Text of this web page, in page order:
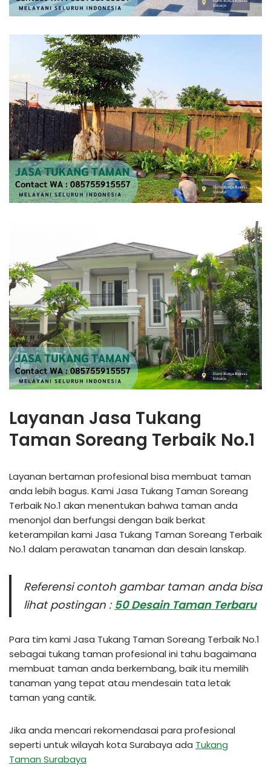
Layanan Jasa Tukang
Taman Soreang Terbaik No.1
Layanan bertaman profesional bisa membuat taman
anda lebih bagus. Kami Jasa Tukang Taman Soreang
Terbaik No.1 akan menentukan bahwa taman anda
menonjol dan berfungsi dengan baik berkat
keterampilan kami Jasa Tukang Taman Soreang Terbaik
No.1 dalam perawatan tanaman dan desain lanskap.
Referensi contoh gambar taman anda bisa
lihat postingan : 50 Desain Taman Terbaru
Para tim kami Jasa Tukang Taman Soreang Terbaik No.1
sebagai tukang taman profesional ini tahu bagaimana
membuat taman anda berkembang, baik itu memilih
tanaman yang tepat atau mendesain tata letak
taman yang cantik.
Jika anda mencari rekomendasai para profesional
seperti untuk wilayah kota Surabaya ada Tukang
Taman Surabaya